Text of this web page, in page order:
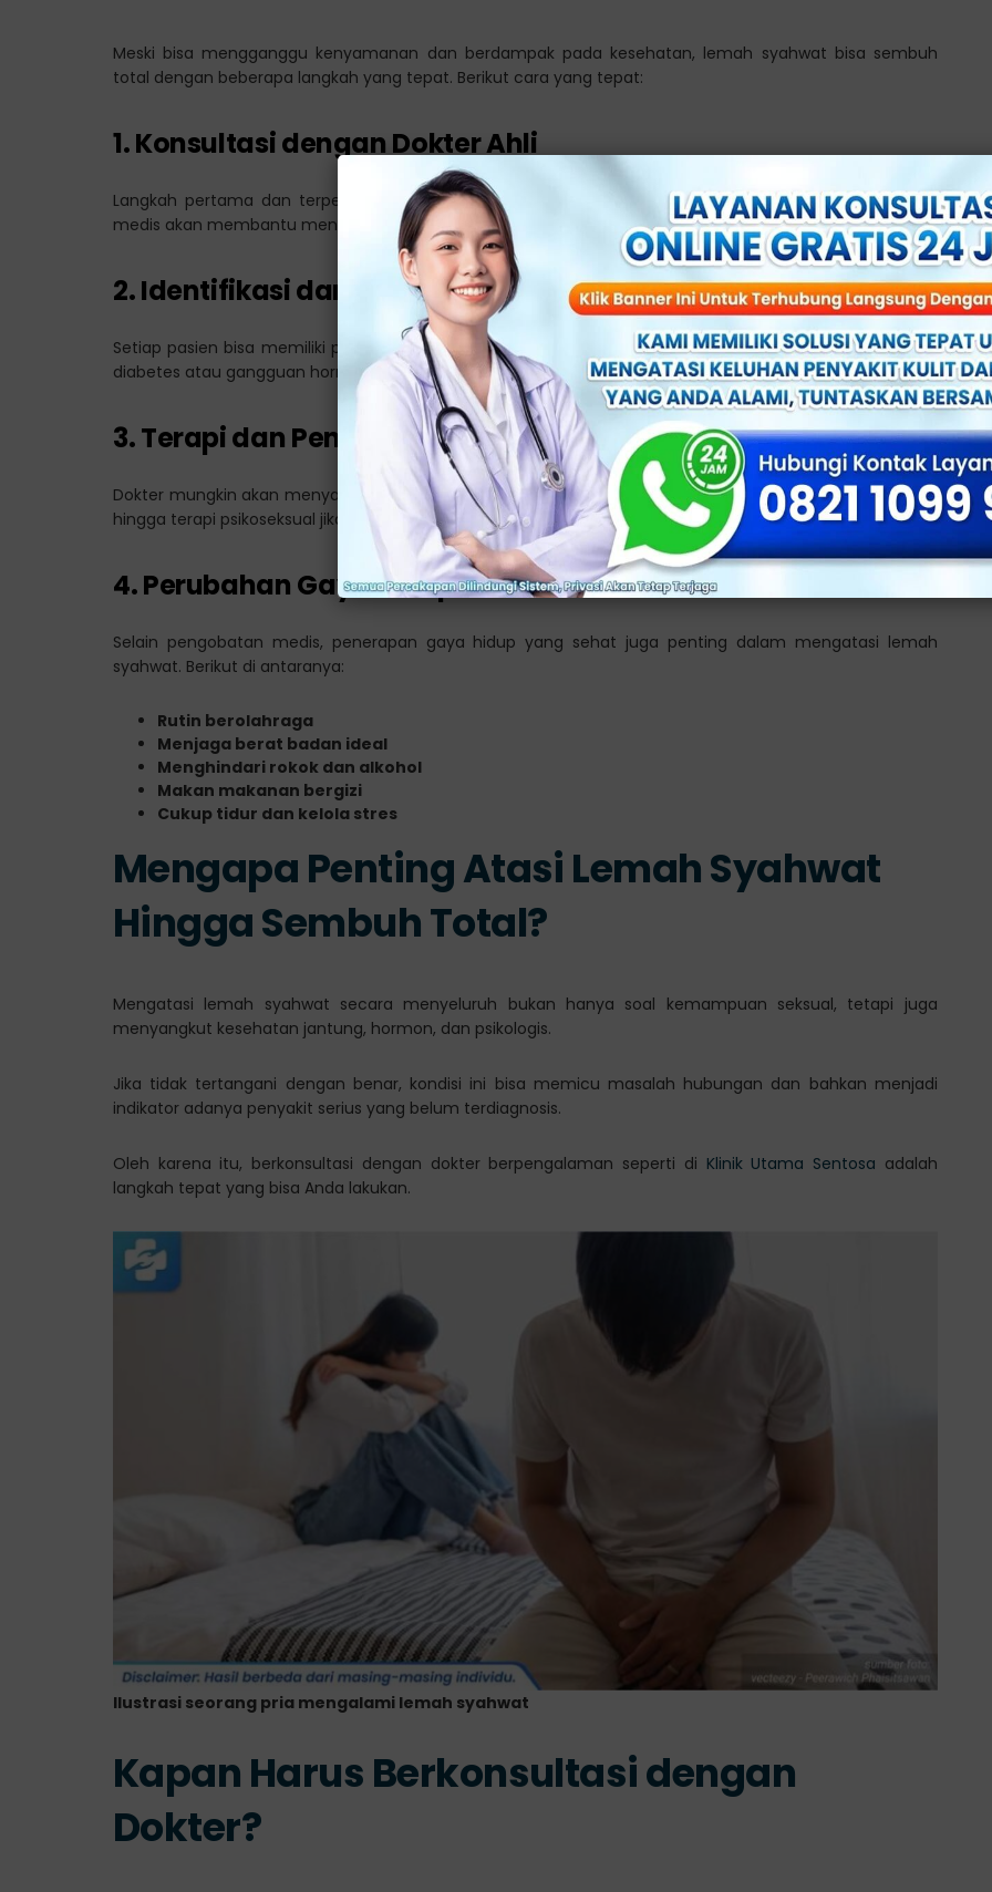
Meski bisa mengganggu kenyamanan dan berdampak pada kesehatan, lemah syahwat bisa sembuh
total dengan beberapa langkah yang tepat. Berikut cara yang tepat:
1. Konsultasi dengan Dokter Ahli
Langkah pertama dan terpenting adalah berkonsultasi dengan dokter spesialis andrologi. Pemeriksaan
medis akan membantu menentukan penyebab utama dari disfungsi ereksi.
2. Identifikasi dan Atasi Penyebab Mendasar Secara Medis
Setiap pasien bisa memiliki penyebab yang berbeda. Jika penyebabnya adalah penyakit tertentu seperti
diabetes atau gangguan hormon, maka penanganan medis tepat.
3. Terapi dan Pengobatan yang Tepat
Dokter mungkin akan menyarankan terapi tertentu seperti terapi hormon, penggunaan alat bantu ereksi,
hingga terapi psikoseksual jika dibutuhkan.
4. Perubahan Gaya Hidup Sehat
Selain pengobatan medis, penerapan gaya hidup yang sehat juga penting dalam mengatasi lemah
syahwat. Berikut di antaranya:
Rutin berolahraga
Menjaga berat badan ideal
Menghindari rokok dan alkohol
Makan makanan bergizi
Cukup tidur dan kelola stres
Mengapa Penting Atasi Lemah Syahwat
Hingga Sembuh Total?
Mengatasi lemah syahwat secara menyeluruh bukan hanya soal kemampuan seksual, tetapi juga
menyangkut kesehatan jantung, hormon, dan psikologis.
Jika tidak tertangani dengan benar, kondisi ini bisa memicu masalah hubungan dan bahkan menjadi
indikator adanya penyakit serius yang belum terdiagnosis.
Oleh karena itu, berkonsultasi dengan dokter berpengalaman seperti di Klinik Utama Sentosa adalah
langkah tepat yang bisa Anda lakukan.
Ilustrasi seorang pria mengalami lemah syahwat
Kapan Harus Berkonsultasi dengan
Dokter?